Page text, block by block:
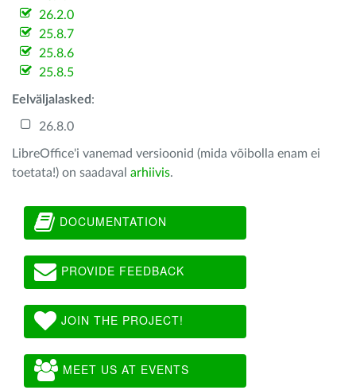
26.2.0
25.8.7
25.8.6
25.8.5
Eelväljalasked :
26.8.0
LibreOffice'i vanemad versioonid (mida võibolla enam ei
toetata!) on saadaval arhiivis.
DOCUMENTATION
PROVIDE FEEDBACK
JOIN THE PROJECT!
MEET US AT EVENTS